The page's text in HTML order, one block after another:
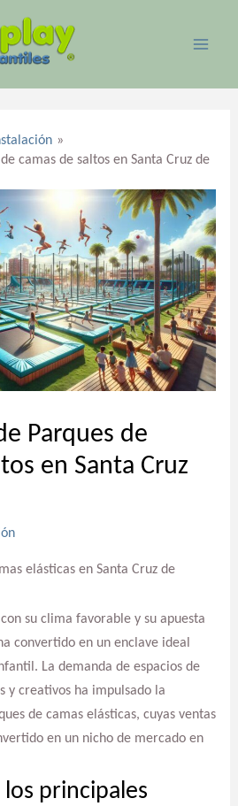
camas de saltos en Santa Cruz de
Parques de
en Santa Cruz
elásticas en Santa Cruz de
su clima favorable y su apuesta
convertido en un enclave ideal
La demanda de espacios de
y creativos ha impulsado la
de camas elásticas, cuyas ventas
en un nicho de mercado en
principales